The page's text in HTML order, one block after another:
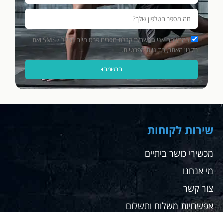
בהרשמה אני מאשר/ת קבלת מסרים פרסומיים במייל / SMS ואת
תקנון האתר, מדיניות הפרטיות.
הרשמה
שירות לקוחות
מכשירי כושר ביתיים
מי אנחנו
צור קשר
אפשרויות משלוח ותשלום